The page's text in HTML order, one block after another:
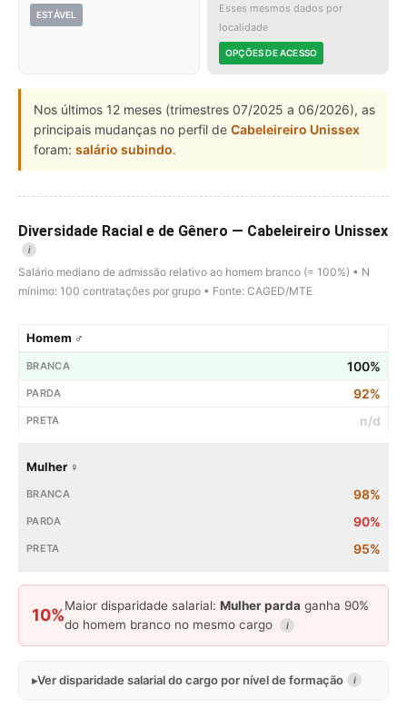
ESTÁVEL
Esses mesmos dados por
localidade
OPÇÕES DE ACESSO
Nos últimos 12 meses (trimestres 07/2025 a 06/2026), as
principais mudanças no perfil de Cabeleireiro Unissex
foram: salário subindo.
Diversidade Racial e de Gênero — Cabeleireiro Unissex
i
Salário mediano de admissão relativo ao homem branco (= 100%) • N
mínimo: 100 contratações por grupo • Fonte: CAGED/MTE
Homem ♂
100%
92%
n/d
Mulher ♀
98%
90%
95%
10%
Maior disparidade salarial: Mulher parda ganha 90%
do homem branco no mesmo cargo
i
Ver disparidade salarial do cargo por nível de formação i